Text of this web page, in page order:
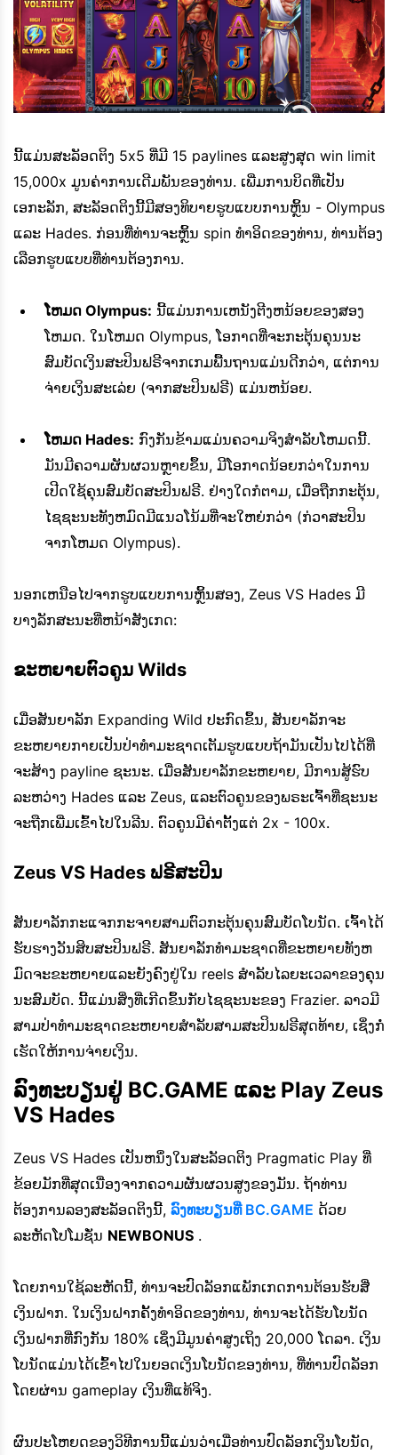
ນີ້ແມ່ນສະລັອດຕິງ 5x5 ທີ່ມີ 15 paylines ແລະສູງສຸດ win limit
15,000x ມູນຄ່າການເດີມພັນຂອງທ່ານ. ເພີ່ມການບິດທີ່ເປັນ
ເອກະລັກ, ສະລັອດຕິງນີ້ມີສອງທິບາຍຮູບແບບການຫຼິ້ນ - Olympus
ແລະ Hades. ກ່ອນທີ່ທ່ານຈະຫຼິ້ນ spin ທໍາອິດຂອງທ່ານ, ທ່ານຕ້ອງ
ເລືອກຮູບແບບທີ່ທ່ານຕ້ອງການ.
ໂຫມດ Olympus: ນີ້ແມ່ນການເຫນັງຕີງຫນ້ອຍຂອງສອງ
ໂຫມດ. ໃນໂຫມດ Olympus, ໂອກາດທີ່ຈະກະຕຸ້ນຄຸນນະ
ສົມບັດເງິນສະປິນຟຣີຈາກເກມພື້ນຖານແມ່ນດີກວ່າ, ແຕ່ການ
ຈ່າຍເງິນສະເລ່ຍ (ຈາກສະປິນຟຣີ) ແມ່ນຫນ້ອຍ.
ໂຫມດ Hades: ກົງກັນຂ້າມແມ່ນຄວາມຈິງສໍາລັບໂຫມດນີ້.
ມັນມີຄວາມຜັນຜວນຫຼາຍຂຶ້ນ, ມີໂອກາດນ້ອຍກວ່າໃນການ
ເປີດໃຊ້ຄຸນສົມບັດສະປິນຟຣີ. ຢ່າງໃດກໍຕາມ, ເມື່ອຖືກກະຕຸ້ນ,
ໄຊຊະນະທັງຫມົດມີແນວໂນ້ມທີ່ຈະໃຫຍ່ກວ່າ (ກ່ວາສະປິນ
ຈາກໂຫມດ Olympus).
ນອກ​ເຫນືອ​ໄປ​ຈາກ​ຮູບ​ແບບ​ການ​ຫຼິ້ນ​ສອງ​, Zeus VS Hades ມີ​
ບາງ​ລັກ​ສະ​ນະ​ທີ່​ຫນ້າ​ສັງ​ເກດ​:
ຂະຫຍາຍຕົວຄູນ Wilds
ເມື່ອສັນຍາລັກ Expanding Wild ປະກົດຂຶ້ນ, ສັນຍາລັກຈະ
ຂະຫຍາຍກາຍເປັນປ່າທໍາມະຊາດເຕັມຮູບແບບຖ້າມັນເປັນໄປໄດ້ທີ່
ຈະສ້າງ payline ຊະນະ. ເມື່ອສັນຍາລັກຂະຫຍາຍ, ມີການສູ້ຮົບ
ລະຫວ່າງ Hades ແລະ Zeus, ແລະຕົວຄູນຂອງພຣະເຈົ້າທີ່ຊະນະ
ຈະຖືກເພີ່ມເຂົ້າໄປໃນລີນ. ຕົວຄູນມີຄ່າຕັ້ງແຕ່ 2x - 100x.
Zeus VS Hades ຟຣີສະປິນ
ສັນຍາລັກກະແຈກກະຈາຍສາມຕົວກະຕຸ້ນຄຸນສົມບັດໂບນັດ. ເຈົ້າໄດ້
ຮັບຮາງວັນສິບສະປິນຟຣີ. ສັນຍາລັກທໍາມະຊາດທີ່ຂະຫຍາຍທັງຫ
ມົດຈະຂະຫຍາຍແລະຍັງຄົງຢູ່ໃນ reels ສໍາລັບໄລຍະເວລາຂອງຄຸນ
ນະສົມບັດ. ນີ້ແມ່ນສິ່ງທີ່ເກີດຂຶ້ນກັບໄຊຊະນະຂອງ Frazier. ລາວມີ
ສາມປ່າທໍາມະຊາດຂະຫຍາຍສໍາລັບສາມສະປິນຟຣີສຸດທ້າຍ, ເຊິ່ງກໍ່
ເຮັດໃຫ້ການຈ່າຍເງິນ.
ລົງທະບຽນຢູ່ BC.GAME ແລະ Play Zeus
VS Hades
Zeus VS Hades ເປັນຫນຶ່ງໃນສະລັອດຕິງ Pragmatic Play ທີ່
ຂ້ອຍມັກທີ່ສຸດເນື່ອງຈາກຄວາມຜັນຜວນສູງຂອງມັນ. ຖ້າທ່ານ
ຕ້ອງການລອງສະລັອດຕິງນີ້, ລົງທະບຽນທີ່ BC.GAME ດ້ວຍ
ລະຫັດໂປໂມຊັ່ນ NEWBONUS .
ໂດຍການໃຊ້ລະຫັດນີ້, ທ່ານຈະປົດລັອກແພັກເກດການຕ້ອນຮັບສີ່
ເງິນຝາກ. ໃນເງິນຝາກຄັ້ງທຳອິດຂອງທ່ານ, ທ່ານຈະໄດ້ຮັບໂບນັດ
ເງິນຝາກທີ່ກົງກັນ 180% ເຊິ່ງມີມູນຄ່າສູງເຖິງ 20,000 ໂດລາ. ເງິນ
ໂບນັດແມ່ນໄດ້ເຂົ້າໄປໃນຍອດເງິນໂບນັດຂອງທ່ານ, ທີ່ທ່ານປົດລັອກ
ໂດຍຜ່ານ gameplay ເງິນທີ່ແທ້ຈິງ.
ຜົນປະໂຫຍດຂອງວິທີການນີ້ແມ່ນວ່າເມື່ອທ່ານປົດລັອກເງິນໂບນັດ,